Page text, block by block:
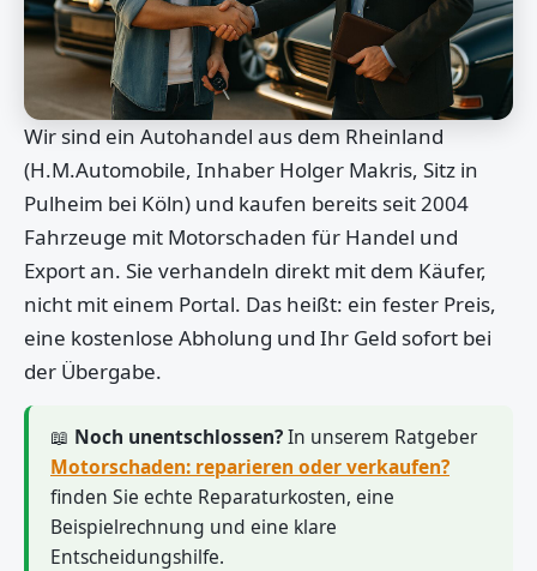
Wir sind ein Autohandel aus dem Rheinland
(H.M.Automobile, Inhaber Holger Makris, Sitz in
Pulheim bei Köln) und kaufen bereits seit 2004
Fahrzeuge mit Motorschaden für Handel und
Export an. Sie verhandeln direkt mit dem Käufer,
nicht mit einem Portal. Das heißt: ein fester Preis,
eine kostenlose Abholung und Ihr Geld sofort bei
der Übergabe.
📖 Noch unentschlossen?In unserem Ratgeber
Motorschaden: reparieren oder verkaufen?
finden Sie echte Reparaturkosten, eine
Beispielrechnung und eine klare
Entscheidungshilfe.